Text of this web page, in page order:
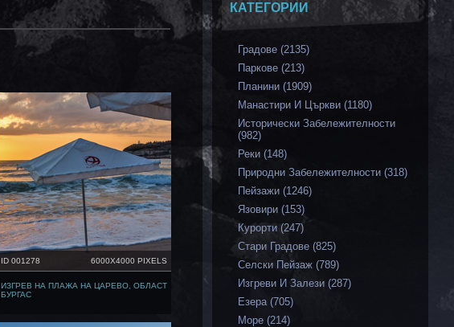
ID 001278 6000X4000 PIXELS
ИЗГРЕВ НА ПЛАЖА НА ЦАРЕВО, ОБЛАСТ
БУРГАС
КАТЕГОРИИ
Градове (2135)
Паркове (213)
Планини (1909)
Манастири И Църкви (1180)
Исторически Забележителности
(982)
Реки (148)
Природни Забележителности (318)
Пейзажи (1246)
Язовири (153)
Курорти (247)
Стари Градове (825)
Селски Пейзаж (789)
Изгреви И Залези (287)
Езера (705)
Море (214)